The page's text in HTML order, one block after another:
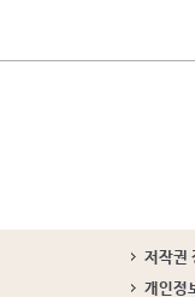
저작권
개인정